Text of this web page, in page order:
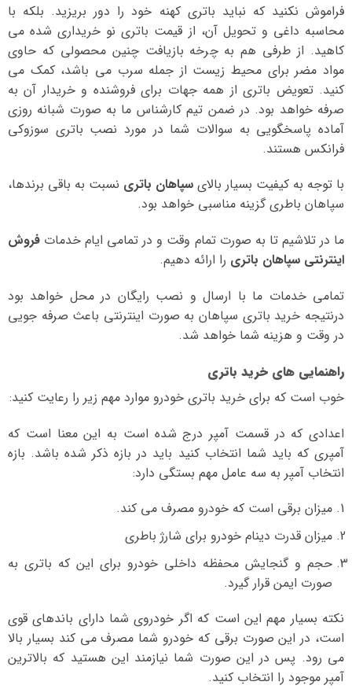
فراموش نکنید که نباید باتری کهنه خود را دور بریزید. بلکه با
محاسبه داغی و تحویل آن، از قیمت باتری نو خریداری شده می
کاهید. از طرفی هم به چرخه بازیافت چنین محصولی که حاوی
مواد مضر برای محیط زیست از جمله سرب می باشد، کمک می
کنید. تعویض باتری از همه جهات برای فروشنده و خریدار آن به
صرفه خواهد بود. در ضمن تیم کارشناس ما به صورت شبانه روزی
آماده پاسخگویی به سوالات شما در مورد نصب باتری سوزوکی
فرانکس هستند.
با توجه به کیفیت بسیار بالای سپاهان باتری نسبت به باقی برندها،
سپاهان باطری گزینه مناسبی خواهد بود.
ما در تلاشیم تا به صورت تمام وقت و در تمامی ایام خدمات فروش
اینترنتی سپاهان باتری را ارائه دهیم.
تمامی خدمات ما با ارسال و نصب رایگان در محل خواهد بود
درنتیجه خرید باتری سپاهان به صورت اینترنتی باعث صرفه جویی
در وقت و هزینه شما خواهد شد.
راهنمایی های خرید باتری
خوب است که برای خرید باتری خودرو موارد مهم زیر را رعایت کنید:
اعدادی که در قسمت آمپر درج شده است به این معنا است که
آمپری که باید شما انتخاب کنید باید در بازه ذکر شده باشد. بازه
انتخاب آمپر به سه عامل مهم بستگی دارد:
میزان برقی است که خودرو مصرف می کند.
میزان قدرت دینام خودرو برای شارژ باطری
حجم و گنجایش محفظه داخلی خودرو برای این که باتری به
صورت ایمن قرار گیرد.
نکته بسیار مهم این است که اگر خودروی شما دارای باندهای قوی
است، در این صورت برقی که خودرو شما مصرف می کند بسیار بالا
می رود. پس در این صورت شما نیازمند این هستید که بالاترین
آمپر موجود را انتخاب کنید.